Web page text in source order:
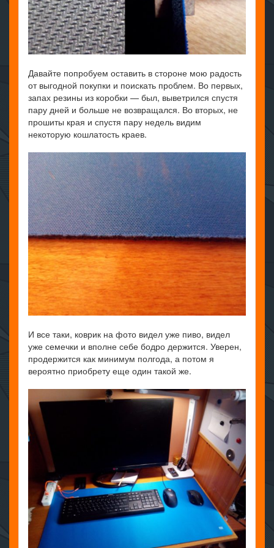
Давайте попробуем оставить в стороне мою радость
от выгодной покупки и поискать проблем. Во первых,
запах резины из коробки — был, выветрился спустя
пару дней и больше не возвращался. Во вторых, не
прошиты края и спустя пару недель видим
некоторую кошлатость краев.
И все таки, коврик на фото видел уже пиво, видел
уже семечки и вполне себе бодро держится. Уверен,
продержится как минимум полгода, а потом я
вероятно приобрету еще один такой же.